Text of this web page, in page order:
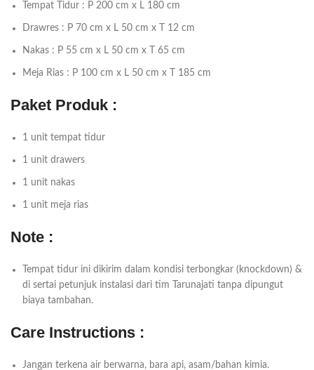
Tempat Tidur : P 200 cm x L 180 cm
Drawres : P 70 cm x L 50 cm x T 12 cm
Nakas : P 55 cm x L 50 cm x T 65 cm
Meja Rias : P 100 cm x L 50 cm x T 185 cm
Paket Produk :
1 unit tempat tidur
1 unit drawers
1 unit nakas
1 unit meja rias
Note :
Tempat tidur ini dikirim dalam kondisi terbongkar (knockdown) &
di sertai petunjuk instalasi dari tim Tarunajati tanpa dipungut
biaya tambahan.
Care Instructions :
Jangan terkena air berwarna, bara api, asam/bahan kimia.